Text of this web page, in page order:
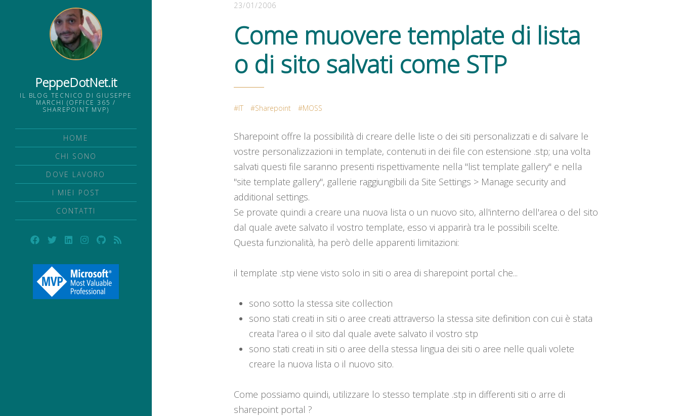
PeppeDotNet.it
IL BLOG TECNICO DI GIUSEPPE
MARCHI (OFFICE 365 /
SHAREPOINT MVP)
HOME
CHI SONO
DOVE LAVORO
I MIEI POST
CONTATTI
23/01/2006
Come muovere template di lista
o di sito salvati come STP
IT Sharepoint MOSS
Sharepoint offre la possibilità di creare delle liste o dei siti personalizzati e di salvare le
vostre personalizzazioni in template, contenuti in dei file con estensione .stp; una volta
salvati questi file saranno presenti rispettivamente nella "list template gallery" e nella
"site template gallery", gallerie raggiungibili da Site Settings > Manage security and
additional settings.
Se provate quindi a creare una nuova lista o un nuovo sito, all'interno dell'area o del sito
dal quale avete salvato il vostro template, esso vi apparirà tra le possibili scelte.
Questa funzionalità, ha però delle apparenti limitazioni:
il template .stp viene visto solo in siti o area di sharepoint portal che...
sono sotto la stessa site collection
sono stati creati in siti o aree creati attraverso la stessa site definition con cui è stata
creata l'area o il sito dal quale avete salvato il vostro stp
sono stati creati in siti o aree della stessa lingua dei siti o aree nelle quali volete
creare la nuova lista o il nuovo sito.
Come possiamo quindi, utilizzare lo stesso template .stp in differenti siti o arre di
sharepoint portal ?